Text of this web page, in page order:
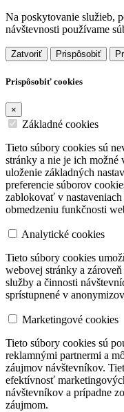
Na poskytovanie služieb,
návštevnosti používame
Zatvoriť Prispôsobiť
Prispôsobiť cookies
×
Základné cookies
Tieto súbory cookies sú
stránky a nie je ich
uloženie základných
preferencie súborov
zablokovať v
obmedzeniu funkčnosti
Analytické cookies
Tieto súbory cookies
webovej stránky a
služby a činnosti
sprístupnené v
Marketingové cookies
Tieto súbory cookies sú
reklamnými partnermi a
záujmov návštevníkov.
efektívnosť
návštevníkov a prípadne
záujmom.